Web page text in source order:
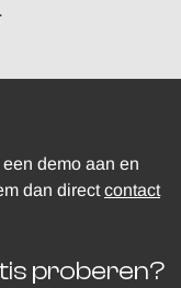
demo aan en
dan directcontact
proberen?